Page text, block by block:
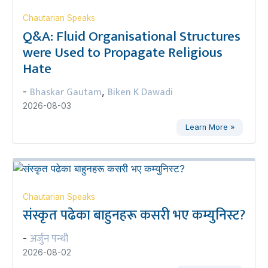
Chautarian Speaks
Q&A: Fluid Organisational Structures
were Used to Propagate Religious
Hate
- Bhaskar Gautam, Biken K Dawadi
2026-08-03
Learn More »
Chautarian Speaks
संस्कृत पढेका बाहुनहरू कसरी भए कम्युनिस्ट?
- अर्जुन पन्थी
2026-08-02